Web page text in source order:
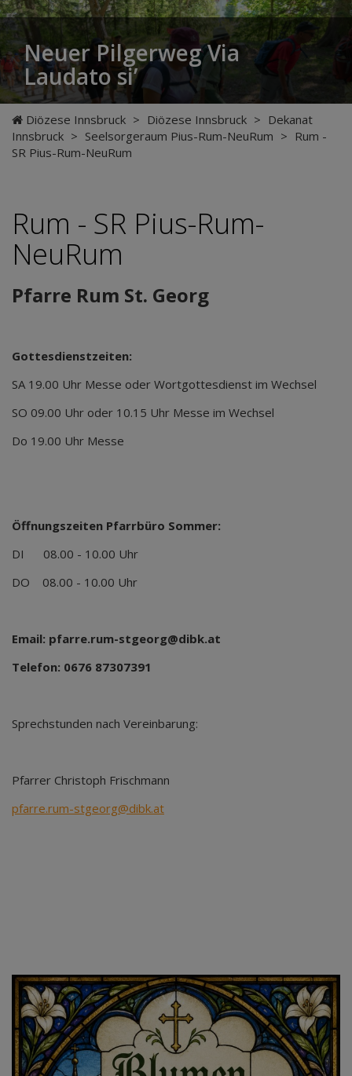
Neuer Pilgerweg Via
Laudato si’
Diözese Innsbruck > Diözese Innsbruck > Dekanat
Innsbruck > Seelsorgeraum Pius-Rum-NeuRum > Rum -
SR Pius-Rum-NeuRum
Rum - SR Pius-Rum-
NeuRum
Pfarre Rum St. Georg
Gottesdienstzeiten:
SA 19.00 Uhr Messe oder Wortgottesdienst im Wechsel
SO 09.00 Uhr oder 10.15 Uhr Messe im Wechsel
Do 19.00 Uhr Messe
Öffnungszeiten Pfarrbüro Sommer:
DI 08.00 - 10.00 Uhr
DO 08.00 - 10.00 Uhr
Email: pfarre.rum-stgeorg@dibk.at
Telefon: 0676 87307391
Sprechstunden nach Vereinbarung:
Pfarrer Christoph Frischmann
pfarre.rum-stgeorg@dibk.at